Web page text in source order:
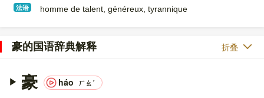
法语 homme de talent, généreux, tyrannique
豪的国语辞典解释 折叠
豪 háo ㄏㄠˊ